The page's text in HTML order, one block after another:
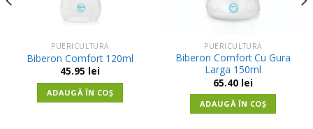
PUERICULTURĂ
Biberon Comfort 120ml
45.95 lei
ADAUGĂ ÎN COȘ
PUERICULTURĂ
Biberon Comfort Cu Gura
Larga 150ml
65.40 lei
ADAUGĂ ÎN COȘ